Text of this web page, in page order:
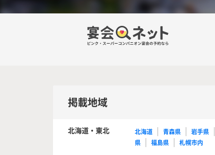
掲載地域
北海道・東北 北海道 青森県 岩手県
県
福島県 札幌市内